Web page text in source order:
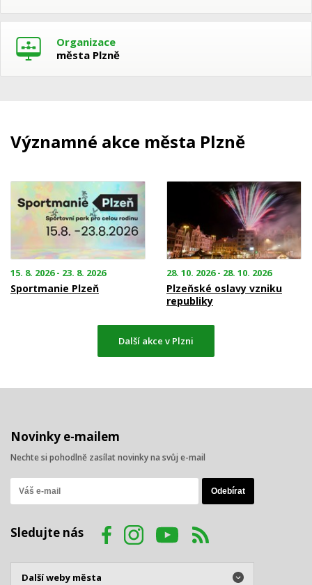
Organizace
města Plzně
Významné akce města Plzně
15. 8. 2026 - 23. 8. 2026
Sportmanie Plzeň
28. 10. 2026 - 28. 10. 2026
Plzeňské oslavy vzniku
republiky
Další akce v Plzni
Novinky e-mailem
Nechte si pohodlně zasílat novinky na svůj e-mail
Sledujte nás